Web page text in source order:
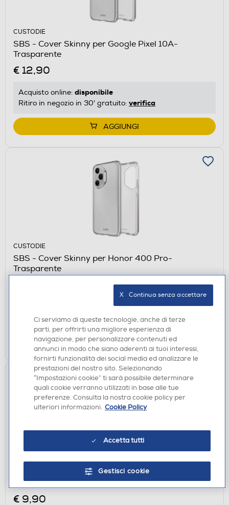
CUSTODIE
SBS - Cover Skinny per Google Pixel 10A-
Trasparente
€ 12,90
Acquisto online: disponibile
Ritiro in negozio in 30' gratuito: verifica
AGGIUNGI
CUSTODIE
SBS - Cover Skinny per Honor 400 Pro-
Trasparente
Ritiro in negozio in 30' gratuito:verifica
AGGIUNGI
CUSTODIE
SBS - Cover Skinny per Samsung Galaxy A27-
Trasparente
€ 9,90
Ci serviamo di queste tecnologie, anche di terze
parti, per offrirti una migliore esperienza di
navigazione, per personalizzare contenuti ed
annunci in modo che siano aderenti ai tuoi interessi,
fornirti funzionalità dei social media ed analizzare le
prestazioni del nostro sito. Selezionando
“Impostazioni cookie” ti sarà possibile determinare
quali cookie verranno utilizzati in base alle tue
preferenze. Consulta la nostra cookie policy per
ulteriori informazioni. Cookie Policy
Accetta tutti
Gestisci cookie
X   Continua senza accettare